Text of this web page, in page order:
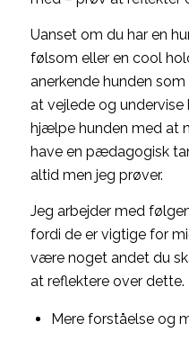
Uanset om du har en
følsom eller en cool
anerkende hunden
at vejlede og
hjælpe hunden med at
have en pædagogisk
altid men jeg prøver.
Jeg arbejder med
fordi de er vigtige for
være noget andet du
at reflektere over dette.
Mere forståelse og